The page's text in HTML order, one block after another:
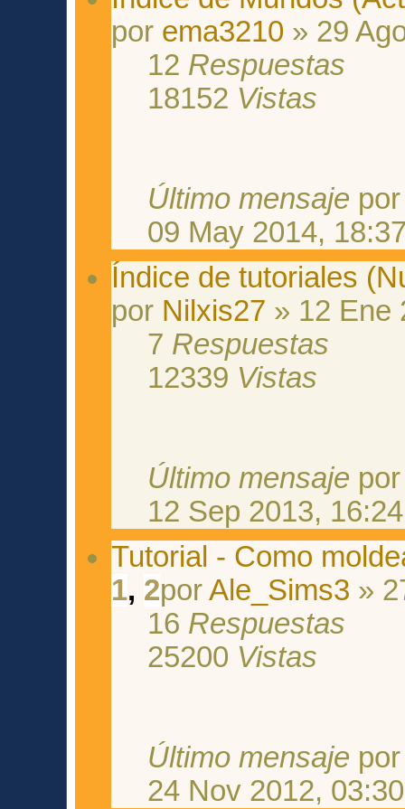
por ema3210 » 29
12 Respuestas
18152 Vistas
Último mensaje
09 May 2014,
Índice de tutoriales
por Nilxis27 » 12 Ene
7 Respuestas
12339 Vistas
Último mensaje
12 Sep 2013, 16:24
Tutorial - Como
1, 2porAle_Sims3 »
16 Respuestas
25200 Vistas
Último mensaje
24 Nov 2012, 03:30